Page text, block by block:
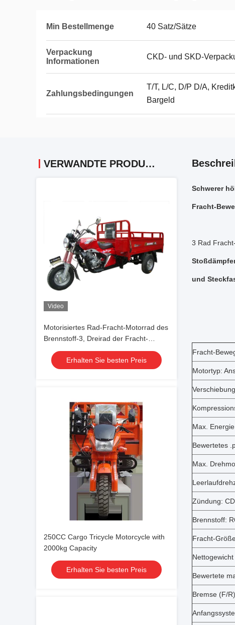
Min Bestellmenge 40 Satz/Sätze
Verpackung
Informationen
CKD- und SKD-
Zahlungsbedingungen
T/T, L/C, D/P D/A,
Bargeld
VERWANDTE PRODUKTE
Video
Motorisiertes Rad-Fracht-Motorrad des
Brennstoff-3, Dreirad der Fracht-
150CC mit Glasscheinwerfer
Erhalten Sie besten Preis
250CC Cargo Tricycle Motorcycle with
2000kg Capacity
Erhalten Sie besten Preis
Schwerer
Fracht-
3 Rad
und
Fracht-
Motortyp:
Max.
Bewertetes
Max.
Zündung:
Brennstoff:
Fracht-
Bewertete
Bremse (F/